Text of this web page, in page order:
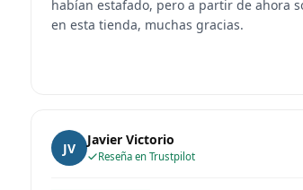
habían estafado, pero a partir de ahora
en esta tienda, muchas gracias.
JV Javier Victorio
Reseña en Trustpilot